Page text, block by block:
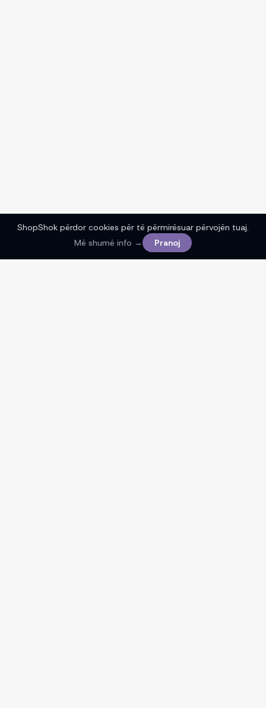
ShopShok përdor cookies për të përmirësuar përvojën tuaj.
Më shumë info →
Pranoj